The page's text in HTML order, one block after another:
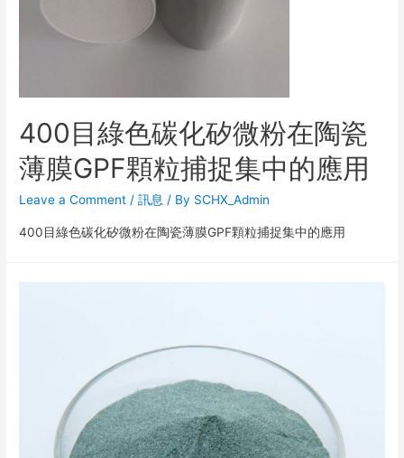
400目綠色碳化矽微粉在陶瓷
薄膜GPF顆粒捕捉集中的應用
Leave a Comment /訊息 / By SCHX_Admin
400目綠色碳化矽微粉在陶瓷薄膜GPF顆粒捕捉集中的應用